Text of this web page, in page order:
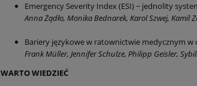
Emergency Severity Index (ESI) − jednolity
Anna Żądło, Monika Bednarek, Karol Szwej, Kamil
Bariery językowe w ratownictwie medycznym w
Frank Müller, Jennifer Schulze, Philipp Geisler,
WARTO WIEDZIEĆ